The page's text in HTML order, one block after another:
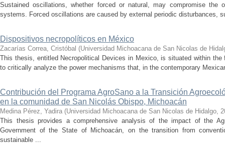
Sustained oscillations, whether forced or natural, may compromise the
systems. Forced oscillations are caused by external periodic disturbances,
Dispositivos necropolíticos en México
Zacarías Correa, Cristóbal (Universidad Michoacana de San Nicolas de
This thesis, entitled Necropolitical Devices in Mexico, is situated within
to critically analyze the power mechanisms that, in the contemporary
Contribución del Programa AgroSano a la Transición
en la comunidad de San Nicolás Obispo, Michoacán
Medina Pérez, Yadira (Universidad Michoacana de San Nicolas de Hidalgo,
This thesis provides a comprehensive analysis of the impact of the
Government of the State of Michoacán, on the transition from
sustainable ...